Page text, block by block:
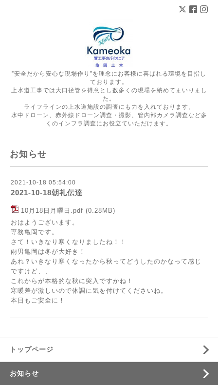
”安全だから安心な現場作り”を理念にお客様に喜ばれる環境を目指し
ております。
上水道工事では大口径管を得意とし数多くの現場を納めてまいりまし
た。
ライフラインの上水道施設の調査にも力を入れております。
水中ドローン、赤外線ドローン調査・撮影、管内部カメラ調査など多
くのインフラ調査にお役立ていただけます。
お知らせ
2021-10-18 05:54:00
2021-10-18朝礼伝達
10月18日月曜日.pdf (0.28MB)
おはようございます。
専務亀岡です。
さて！いきなり寒くなりましたね！！
雨男亀岡は冬が大好き！
あれ？いきなり寒くなったから秋ってどうしたのかなって感じ
ですけど、、
これからが本格的な秋に突入ですかね！
寒暖差が激しいので体調に気を付けてくださいね。
本日もご安全に！
トップページ
お知らせ